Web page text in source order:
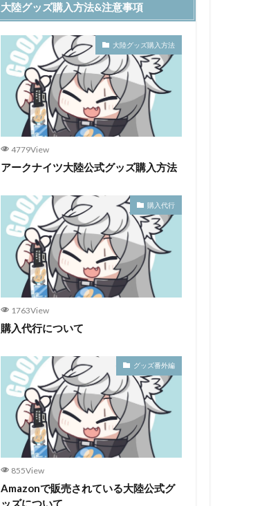
大陸グッズ購入方法&注意事項
大陸グッズ購入方法
4779View
アークナイツ大陸公式グッズ購入方法
購入代行
1763View
購入代行について
グッズ番外編
855View
Amazonで販売されている大陸公式グ
ッズについて